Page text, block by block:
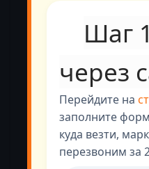
Шаг
через
Перейдите на
заполните
куда везти,
перезвоним за